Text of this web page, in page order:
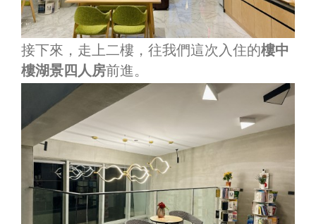
接下來，走上二樓，往我們這次入住的樓中
樓湖景四人房前進。